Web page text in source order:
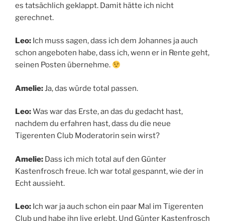
es tatsächlich geklappt. Damit hätte ich nicht
gerechnet.
Leo: Ich muss sagen, dass ich dem Johannes ja auch
schon angeboten habe, dass ich, wenn er in Rente geht,
seinen Posten übernehme.
Amelie: Ja, das würde total passen.
Leo:Was war das Erste, an das du gedacht hast,
nachdem du erfahren hast, dass du die neue
Tigerenten Club Moderatorin sein wirst?
Amelie: Dass ich mich total auf den Günter
Kastenfrosch freue. Ich war total gespannt, wie der in
Echt aussieht.
Leo: Ich war ja auch schon ein paar Mal im Tigerenten
Club und habe ihn live erlebt. Und Günter Kastenfrosch